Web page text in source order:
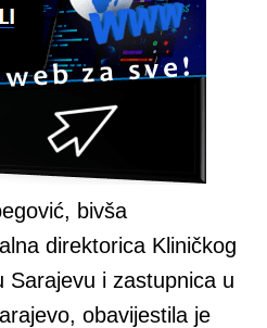
bivša
direktorica Kliničkog
Sarajevu i zastupnica u
obavijestila je